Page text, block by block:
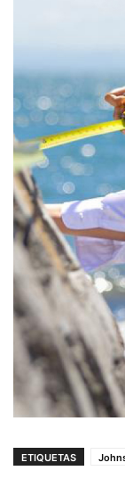
ETIQUETAS